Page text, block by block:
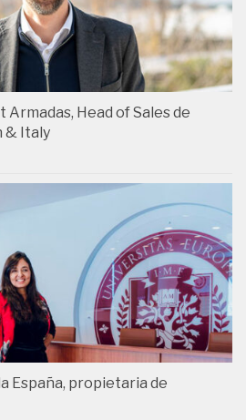
Head of Sales de
& Italy
España, propietaria de